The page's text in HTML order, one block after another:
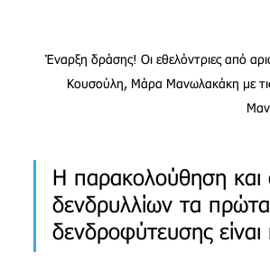
Έναρξη δράσης! Οι εθελόντριες από
Κουσούλη, Μάρα Μανωλακάκη με
Η παρακολούθηση
δενδρυλλίων τα
δενδροφύτευσης είναι